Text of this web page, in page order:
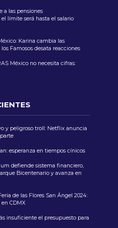
a las pensiones
límite será hasta el salario
Karina cambia las
Famosos desata reacciones
México no necesita cifras:
y peligroso troll: Netflix anuncia
esperanza en tiempos cínicos
defiende sistema financiero,
Bicentenario y avanza en
de las Flores San Ángel 2024:
CDMX
insuficiente el presupuesto para